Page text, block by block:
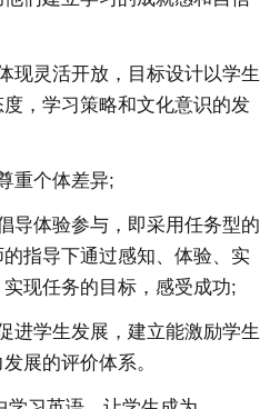
现灵活开放，目标设计以学生
，学习策略和文化意识的发
重个体差异;
导体验参与，即采用任务型的
指导下通过感知、体验、实
现任务的目标，感受成功;
进学生发展，建立能激励学生
展的评价体系。